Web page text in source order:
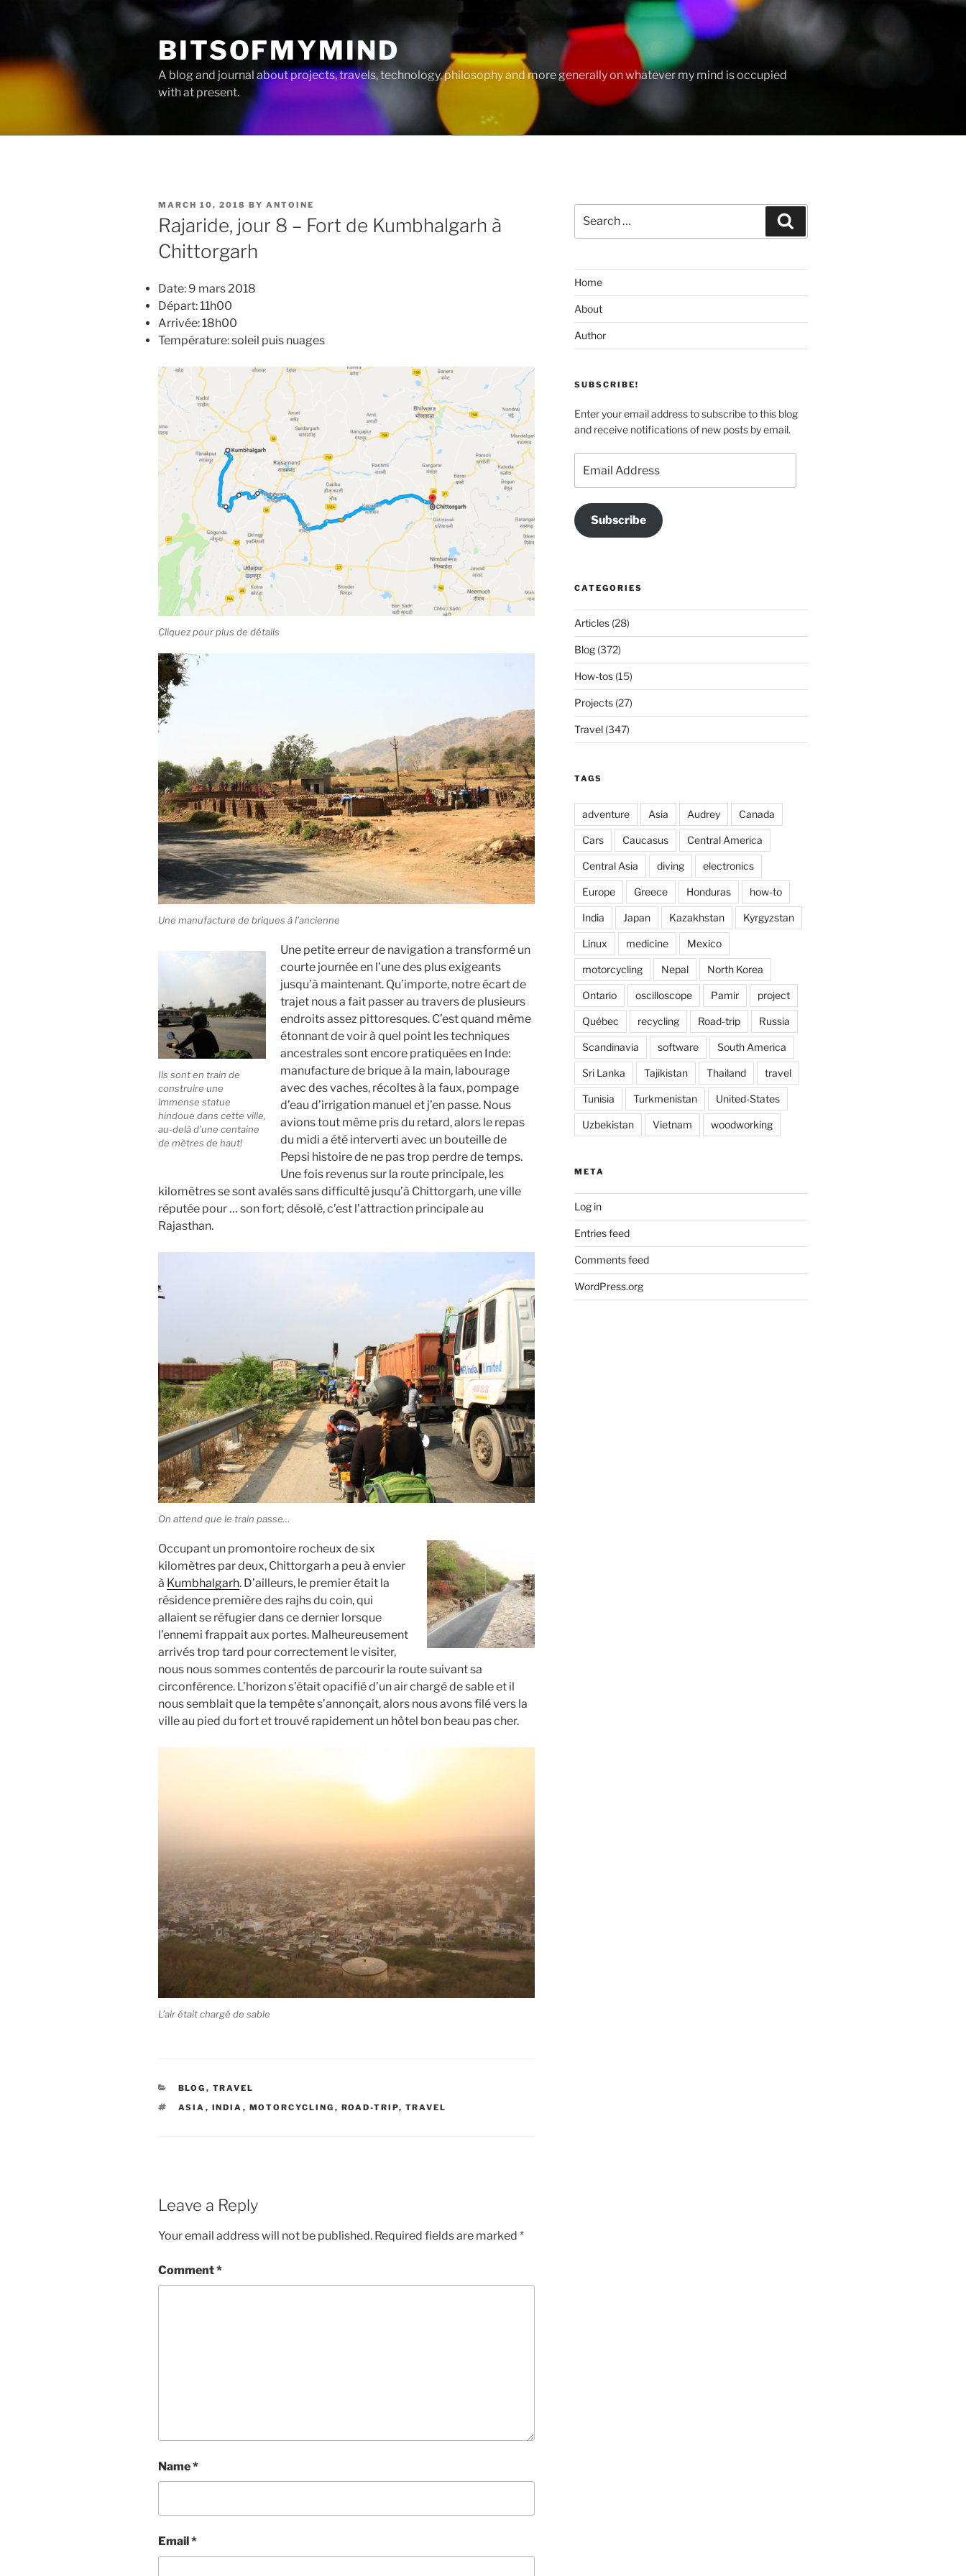
BITSOFMYMIND
A blog and journal about projects, travels, technology, philosophy and more generally on whatever my mind is occupied
with at present.
POSTED
ON
MARCH 10, 2018 BY ANTOINE
Rajaride, jour 8 – Fort de Kumbhalgarh à
Chittorgarh
Date: 9 mars 2018
Départ: 11h00
Arrivée: 18h00
Température: soleil puis nuages
Cliquez pour plus de détails
Une manufacture de briques à l’ancienne
Ils sont en train de
construire une
immense statue
hindoue dans cette ville,
au-delà d’une centaine
de mètres de haut!
Une petite erreur de navigation a transformé un
courte journée en l’une des plus exigeants
jusqu’à maintenant. Qu’importe, notre écart de
trajet nous a fait passer au travers de plusieurs
endroits assez pittoresques. C’est quand même
étonnant de voir à quel point les techniques
ancestrales sont encore pratiquées en Inde:
manufacture de brique à la main, labourage
avec des vaches, récoltes à la faux, pompage
d’eau d’irrigation manuel et j’en passe. Nous
avions tout même pris du retard, alors le repas
du midi a été interverti avec un bouteille de
Pepsi histoire de ne pas trop perdre de temps.
Une fois revenus sur la route principale, les
kilomètres se sont avalés sans difficulté jusqu’à Chittorgarh, une ville
réputée pour … son fort; désolé, c’est l’attraction principale au
Rajasthan.
On attend que le train passe…
Occupant un promontoire rocheux de six
kilomètres par deux, Chittorgarh a peu à envier
à Kumbhalgarh. D’ailleurs, le premier était la
résidence première des rajhs du coin, qui
allaient se réfugier dans ce dernier lorsque
l’ennemi frappait aux portes. Malheureusement
arrivés trop tard pour correctement le visiter,
nous nous sommes contentés de parcourir la route suivant sa
circonférence. L’horizon s’était opacifié d’un air chargé de sable et il
nous semblait que la tempête s’annonçait, alors nous avons filé vers la
ville au pied du fort et trouvé rapidement un hôtel bon beau pas cher.
L’air était chargé de sable
CATEGORIES
BLOG , TRAVEL
TAGS
ASIA , INDIA , MOTORCYCLING , ROAD-TRIP, TRAVEL
Leave a Reply
Your email address will not be published. Required fields are marked *
Comment*
Name*
Email*
for:
Home
About
Author
SUBSCRIBE!
Enter your email address to subscribe to this blog
and receive notifications of new posts by email.
Address
Subscribe
CATEGORIES
Articles(28)
Blog(372)
How-tos(15)
Projects(27)
Travel(347)
TAGS
adventure Asia Audrey Canada
Cars Caucasus Central America
Central Asia diving electronics
Europe Greece Honduras how-to
India Japan Kazakhstan Kyrgyzstan
Linux medicine Mexico
motorcycling Nepal North Korea
Ontario oscilloscope Pamir project
Québec recycling Road-trip Russia
Scandinavia software South America
Sri Lanka Tajikistan Thailand travel
Tunisia Turkmenistan United-States
Uzbekistan Vietnam woodworking
META
Log in
Entries feed
Comments feed
WordPress.org